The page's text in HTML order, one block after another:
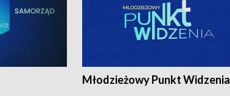
Młodzieżowy Punkt Widzenia